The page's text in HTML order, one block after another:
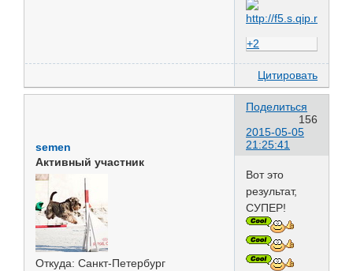
+2
Цитировать
Поделиться
156
2015-05-05
21:25:41
semen
Активный участник
Откуда: Санкт-Петербург
Вот это
результат,
СУПЕР!